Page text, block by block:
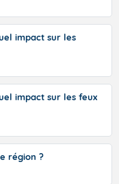
impact sur les
impact sur les feux
région ?